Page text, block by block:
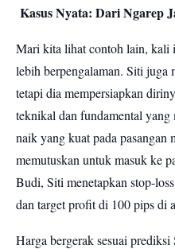
Kasus Nyata: Dari Ngarep
Mari kita lihat contoh lain, kali
lebih berpengalaman. Siti juga
tetapi dia mempersiapkan
teknikal dan fundamental yang
naik yang kuat pada pasangan
memutuskan untuk masuk ke
Budi, Siti menetapkan stop-
dan target profit di 100 pips di
Harga bergerak sesuai